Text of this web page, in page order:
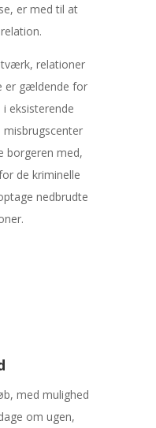
er med til at
relationer
er gældende for
eksisterende
misbrugscenter
borgeren med,
de kriminelle
nedbrudte
med mulighed
om ugen,